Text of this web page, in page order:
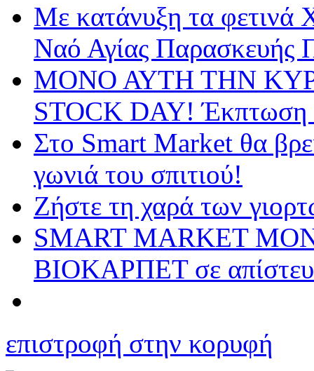
Με κατάνυξη τα φετινά
Ναό Αγίας Παρασκευής
ΜΟΝΟ ΑΥΤΗ ΤΗΝ
STOCK DAY! Έκπτωση
Στο Smart Market θα
γωνιά του σπιτιού!
Ζήστε τη χαρά των
SMART MARKET
ΒΙΟΚΑΡΠΕΤ σε
επιστροφή στην κορυφή